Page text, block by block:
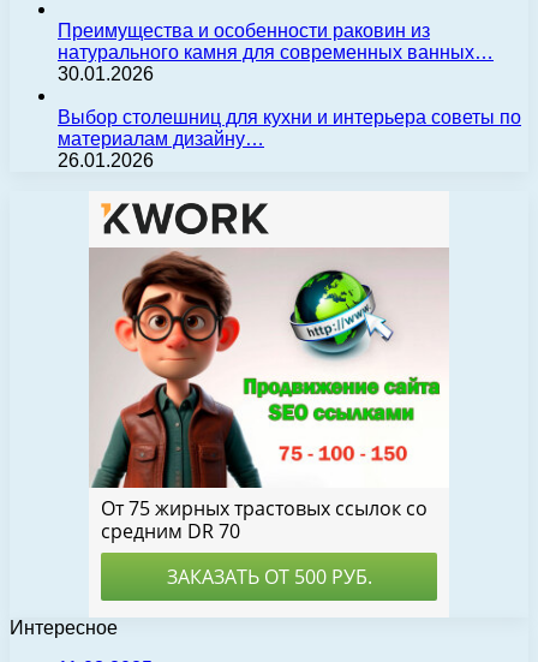
Преимущества и особенности раковин из
натурального камня для современных ванных…
30.01.2026
Выбор столешниц для кухни и интерьера советы по
материалам дизайну…
26.01.2026
Интересное